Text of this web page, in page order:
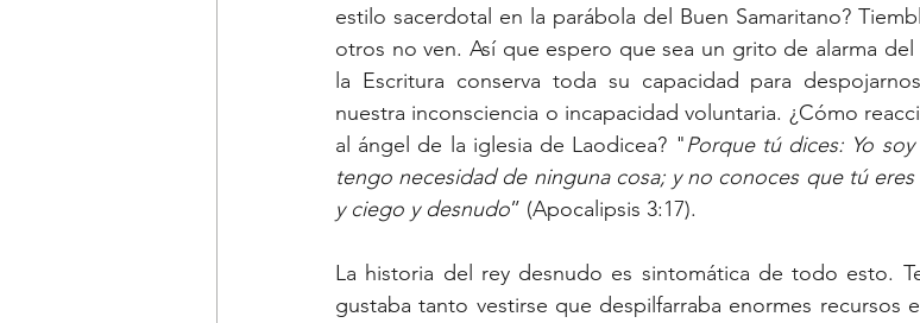
estilo sacerdotal en la parábola del Buen Samaritano?
otros no ven. Así que espero que sea un grito de alarma
la Escritura conserva toda su capacidad para
nuestra inconsciencia o incapacidad voluntaria. ¿Cómo
al ángel de la iglesia de Laodicea? "Porque tú dices: Yo
tengo necesidad de ninguna cosa; y no conoces que tú
y ciego y desnudo” (Apocalipsis 3:17).
La historia del rey desnudo es sintomática de todo esto.
gustaba tanto vestirse que despilfarraba enormes recursos